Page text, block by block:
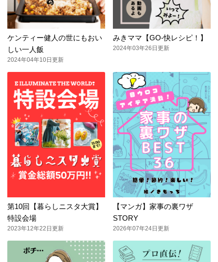
ケンティー健人の世にもおい
しい一人飯
2024年04年10日更新
みきママ【GO-快レシピ！】
2024年03年26日更新
第10回【暮らしニスタ大賞】
特設会場
2023年12年22日更新
【マンガ】家事の裏ワザ
STORY
2026年07年24日更新